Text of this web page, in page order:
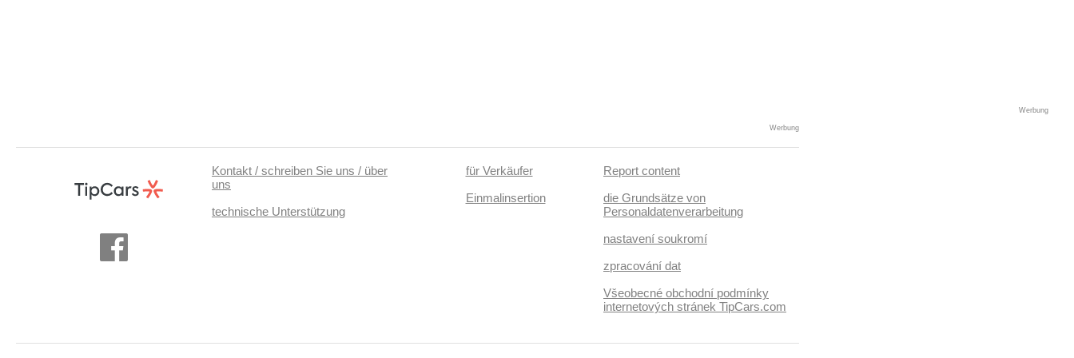
Werbung
Werbung
Kontakt / schreiben Sie uns / über
uns
technische Unterstützung
für Verkäufer
Einmalinsertion
Report content
die Grundsätze von
Personaldatenverarbeitung
nastavení soukromí
zpracování dat
Všeobecné obchodní podmínky
internetových stránek TipCars.com